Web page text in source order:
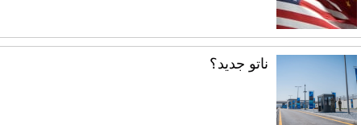
ناتو جديد؟